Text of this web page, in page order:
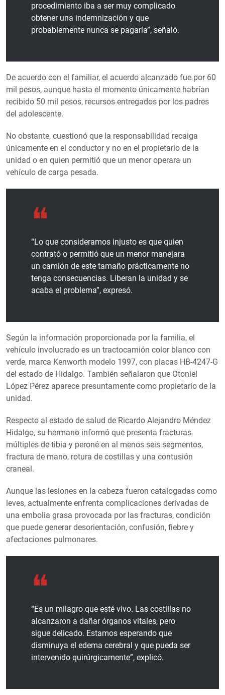
procedimiento iba a ser muy complicado
obtener una indemnización y que
probablemente nunca se pagaría”, señaló.
De acuerdo con el familiar, el acuerdo alcanzado fue por 60
mil pesos, aunque hasta el momento únicamente habrían
recibido 50 mil pesos, recursos entregados por los padres
del adolescente.
No obstante, cuestionó que la responsabilidad recaiga
únicamente en el conductor y no en el propietario de la
unidad o en quien permitió que un menor operara un
vehículo de carga pesada.
“Lo que consideramos injusto es que quien
contrató o permitió que un menor manejara
un camión de este tamaño prácticamente no
tenga consecuencias. Liberan la unidad y se
acaba el problema”, expresó.
Según la información proporcionada por la familia, el
vehículo involucrado es un tractocamión color blanco con
verde, marca Kenworth modelo 1997, con placas HB-4247-G
del estado de Hidalgo. También señalaron que Otoniel
López Pérez aparece presuntamente como propietario de la
unidad.
Respecto al estado de salud de Ricardo Alejandro Méndez
Hidalgo, su hermano informó que presenta fracturas
múltiples de tibia y peroné en al menos seis segmentos,
fractura de mano, rotura de costillas y una contusión
craneal.
Aunque las lesiones en la cabeza fueron catalogadas como
leves, actualmente enfrenta complicaciones derivadas de
una embolia grasa provocada por las fracturas, condición
que puede generar desorientación, confusión, fiebre y
afectaciones pulmonares.
“Es un milagro que esté vivo. Las costillas no
alcanzaron a dañar órganos vitales, pero
sigue delicado. Estamos esperando que
disminuya el edema cerebral y que pueda ser
intervenido quirúrgicamente”, explicó.